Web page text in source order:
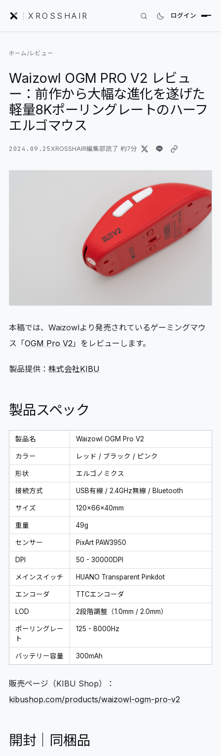
XROSSHAIR ログイン
01 製品を探す
02編集部レビュー REVIEWS
ニュース
DESK GALLERY
GLOSSARY
ホーム/レビュー
Waizowl OGM PRO V2 レビュ
ー：前作から大幅な進化を遂げた
軽量8Kポーリングレートのハーフ
エルゴマウス
2024.09.25XROSSHAIR編集部読了 約7分
本稿では、Waizowlより発売されているゲーミングマウ
ス「OGM Pro V2」をレビューします。
製品提供： 株式会社KIBU
製品スペック
製品名 Waizowl OGM Pro V2
カラー レッド / ブラック / ピンク
形状 エルゴノミクス
接続方式 USB有線 / 2.4GHz無線 / Bluetooth
サイズ 120×66×40mm
重量 49g
センサー PixArt PAW3950
DPI 50 - 30000DPI
メインスイッチ HUANO Transparent Pinkdot
エンコーダ TTCエンコーダ
LOD 2段階調整（1.0mm / 2.0mm）
ポーリングレー
ト
125 - 8000Hz
バッテリー容量 300mAh
販売ページ（KIBU Shop）：
kibushop.com/products/waizowl-ogm-pro-v2
開封｜同梱品